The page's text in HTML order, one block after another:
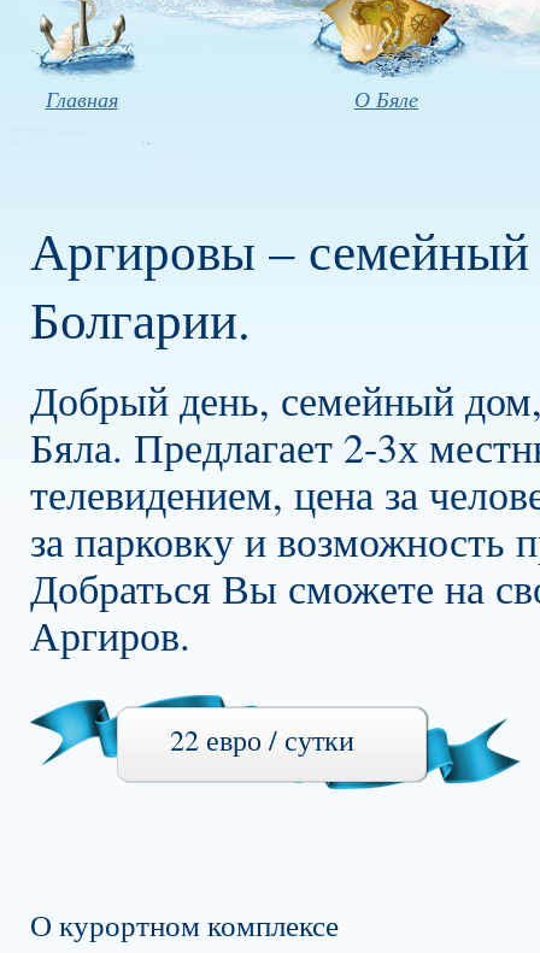
Главная О Бяле
Аргировы – семейный
Болгарии.
Добрый день, семейный
Бяла. Предлагает 2-3х
телевидением, цена за
за парковку и возможность
Добраться Вы сможете на
Аргиров.
22 евро / сутки
О курортном комплексе